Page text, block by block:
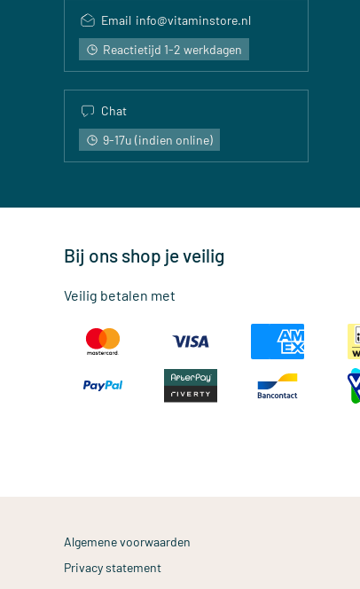
Email info@vitaminstore.nl
Reactietijd 1-2 werkdagen
Chat
9-17u (indien online)
Bij ons shop je veilig
Veilig betalen met
Algemene voorwaarden
Privacy statement